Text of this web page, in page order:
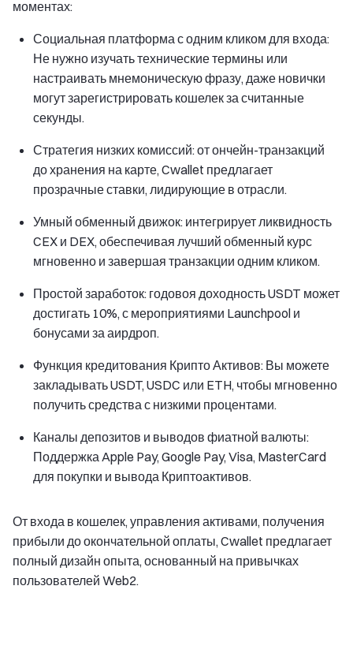
моментах:
Социальная платформа с одним кликом для входа:
Не нужно изучать технические термины или
настраивать мнемоническую фразу, даже новички
могут зарегистрировать кошелек за считанные
секунды.
Стратегия низких комиссий: от ончейн-транзакций
до хранения на карте, Cwallet предлагает
прозрачные ставки, лидирующие в отрасли.
Умный обменный движок: интегрирует ликвидность
CEX и DEX, обеспечивая лучший обменный курс
мгновенно и завершая транзакции одним кликом.
Простой заработок: годовоя доходность USDT может
достигать 10%, с мероприятиями Launchpool и
бонусами за аирдроп.
Функция кредитования Крипто Активов: Вы можете
закладывать USDT, USDC или ETH, чтобы мгновенно
получить средства с низкими процентами.
Каналы депозитов и выводов фиатной валюты:
Поддержка Apple Pay, Google Pay, Visa, MasterCard
для покупки и вывода Криптоактивов.
От входа в кошелек, управления активами, получения
прибыли до окончательной оплаты, Cwallet предлагает
полный дизайн опыта, основанный на привычках
пользователей Web2.